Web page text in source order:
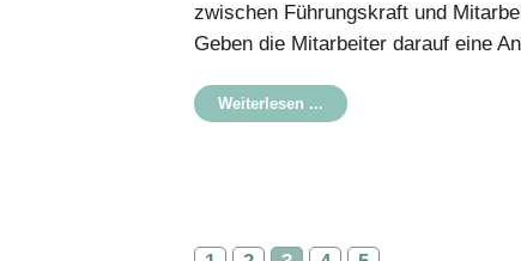
zwischen Führungskraft und
Geben die Mitarbeiter darauf eine
Weiterlesen ...